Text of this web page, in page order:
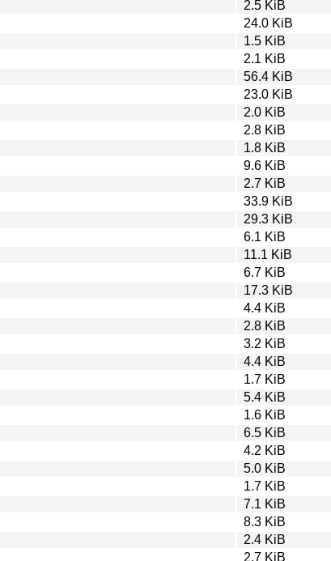
2.5 KiB
24.0 KiB
1.5 KiB
2.1 KiB
56.4 KiB
23.0 KiB
2.0 KiB
2.8 KiB
1.8 KiB
9.6 KiB
2.7 KiB
33.9 KiB
29.3 KiB
6.1 KiB
11.1 KiB
6.7 KiB
17.3 KiB
4.4 KiB
2.8 KiB
3.2 KiB
4.4 KiB
1.7 KiB
5.4 KiB
1.6 KiB
6.5 KiB
4.2 KiB
5.0 KiB
1.7 KiB
7.1 KiB
8.3 KiB
2.4 KiB
2.7 KiB